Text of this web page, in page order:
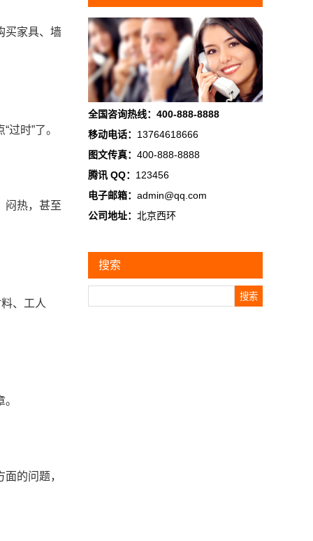
全国咨询热线：400-888-8888
移动电话： 13764618666
图文传真： 400-888-8888
腾讯 QQ： 123456
电子邮箱： admin@qq.com
公司地址： 北京西环
搜索
买家具、墙
时”了。
闷热，甚至
、工人
的问题，